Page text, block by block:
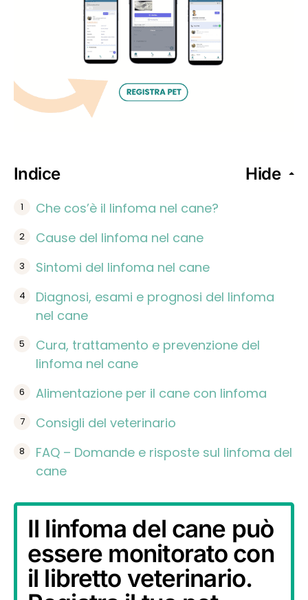
Indice Hide
Che cos’è il linfoma nel cane?
Cause del linfoma nel cane
Sintomi del linfoma nel cane
Diagnosi, esami e prognosi del linfoma
nel cane
Cura, trattamento e prevenzione del
linfoma nel cane
Alimentazione per il cane con linfoma
Consigli del veterinario
FAQ – Domande e risposte sul linfoma del
cane
Il linfoma del cane può
essere monitorato con
il libretto veterinario.